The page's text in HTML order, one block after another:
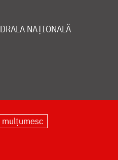
NAȚIONALĂ
mulțumesc